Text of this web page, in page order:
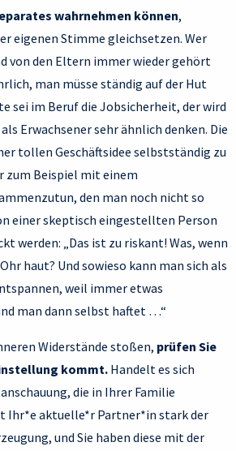
wahrnehmen können,
eigenen Stimme gleichsetzen. Wer
von den Eltern immer wieder gehört
man müsse ständig auf der Hut
sei im Beruf die Jobsicherheit, der wird
Erwachsener sehr ähnlich denken. Die
tollen Geschäftsidee selbstständig zu
zum Beispiel mit einem
den man noch nicht so
einer skeptisch eingestellten Person
werden: „Das ist zu riskant! Was, wenn
haut? Und sowieso kann man sich als
weil immer etwas
man dann selbst haftet …“
Widerstände stoßen, prüfen Sie
kommt. Handelt es sich
die in Ihrer Familie
Ihr*e aktuelle*r Partner*in stark der
und Sie haben diese mit der